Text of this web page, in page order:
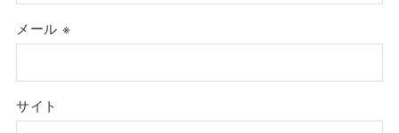
メール ※
サイト